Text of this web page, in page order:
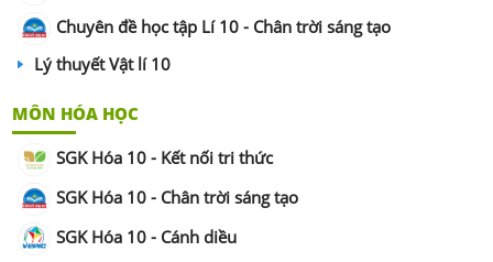
Chuyên đề học tập Lí 10 - Chân trời sáng tạo
Lý thuyết Vật lí 10
MÔN HÓA HỌC
SGK Hóa 10 - Kết nối tri thức
SGK Hóa 10 - Chân trời sáng tạo
SGK Hóa 10 - Cánh diều